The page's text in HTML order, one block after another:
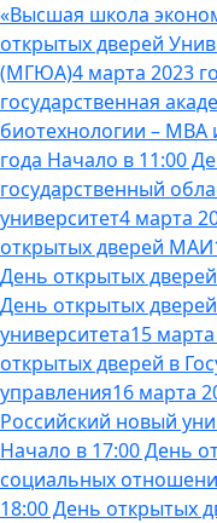
«Высшая школа
открытых дверей
(МГЮА)4 марта 2023
государственная
биотехнологии –
года Начало в 11:00
государственный
университет4 марта
открытых дверей МАИ
День открытых
День открытых
университета15
открытых дверей в
управления16 марта
Российский новый
Начало в 17:00 День
социальных
18:00 День открытых